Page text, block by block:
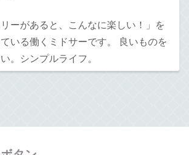
リーがあると、こんなに楽しい！」を
いる働くミドサーです。 良いものを
。シンプルライフ。